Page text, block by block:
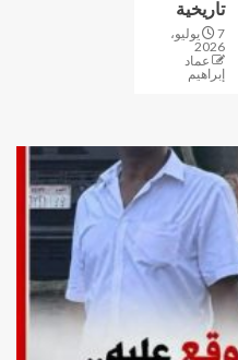
تاريخية
7 يوليو،
2026
عماد
إبراهيم